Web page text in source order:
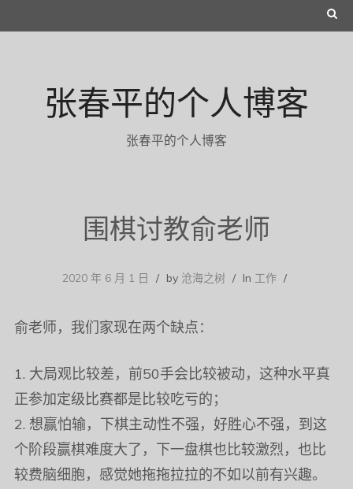
to
张春平的个人博客
张春平的个人博客
围棋讨教俞老师
2020 年 6 月 1 日 by 沧海之树 In 工作
俞老师，我们家现在两个缺点：
1. 大局观比较差，前50手会比较被动，这种水平真
正参加定级比赛都是比较吃亏的；
2. 想赢怕输，下棋主动性不强，好胜心不强，到这
个阶段赢棋难度大了，下一盘棋也比较激烈，也比
较费脑细胞，感觉她拖拖拉拉的不如以前有兴趣。